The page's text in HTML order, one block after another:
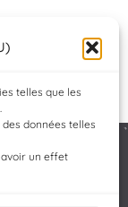
telles que les
données telles
un effet